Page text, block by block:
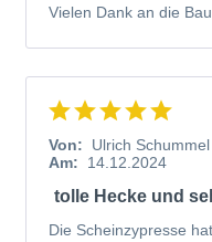
Hausbau. Alle
und haben einen
Verzehr führt zu
Bereich der Medizin
Herstellung von
Vielen Dank an die
Von:
Ulrich Schummel
Am:
14.12.2024
tolle Hecke und
Die Scheinzypresse